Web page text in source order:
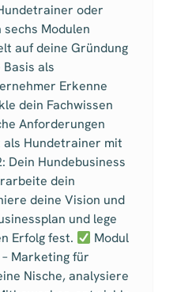
oder
Modulen
auf deine Gründung
Basis als
Erkenne
dein Fachwissen
Anforderungen
Hundetrainer mit
Dein Hundebusiness
dein
deine Vision und
und lege
Erfolg fest.
Modul
Marketing für
Nische, analysiere